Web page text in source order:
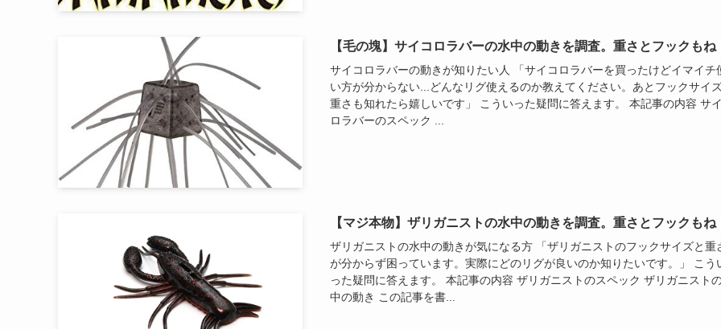
【毛の塊】サイコロラバーの水中の動きを調査。重さとフックもね
サイコロラバーの動きが知りたい人 「サイコロラバーを買ったけどイマイチ
い方が分からない...どんなリグ使えるのか教えてください。あとフックサイ
重さも知れたら嬉しいです」 こういった疑問に答えます。 本記事の内容 サ
ロラバーのスペック ...
【マジ本物】ザリガニストの水中の動きを調査。重さとフックもね
ザリガニストの水中の動きが気になる方 「ザリガニストのフックサイズと重
が分からず困っています。実際にどのリグが良いのか知りたいです。」 こう
った疑問に答えます。 本記事の内容 ザリガニストのスペック ザリガニスト
中の動き この記事を書...